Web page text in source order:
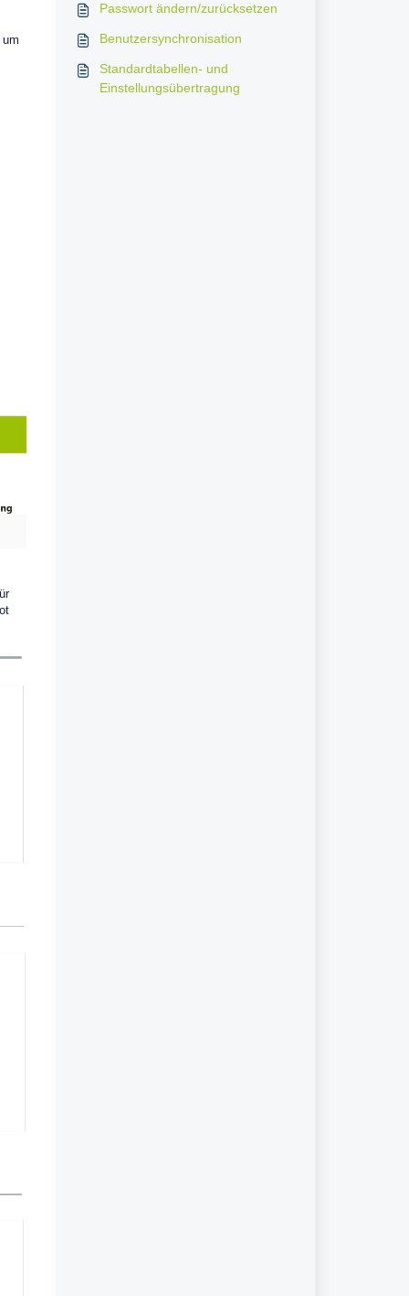
Passwort ändern/zurücksetzen
Benutzersynchronisation
Standardtabellen- und
Einstellungsübertragung